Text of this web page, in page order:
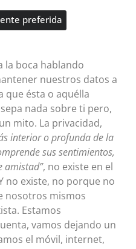
preferida
la boca hablando
nuestros datos a
que ésta o aquélla
nada sobre ti pero,
mito. La privacidad,
interior o profunda de la
sus sentimientos,
amistad”, no existe en el
no existe, no porque no
nosotros mismos
Estamos
vamos dejando un
el móvil, internet,